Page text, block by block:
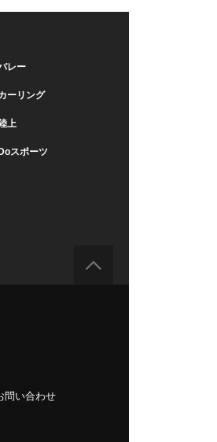
レー
ーリング
陸上
Doスポーツ
問い合わせ